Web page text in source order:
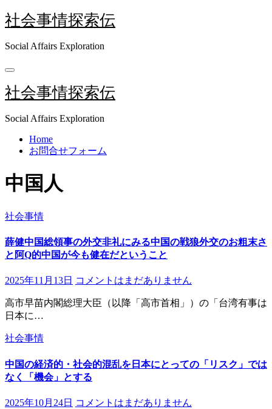
内
容
を
キ
プ
社会事情探索伝
Social Affairs Exploration
社会事情探索伝
Social Affairs Exploration
Home
お問合せフォーム
中国人
社会事情
薛健中国総領事の外交非礼にみる中国の戦狼外交のお粗末さ
と阿Q的中国が今も健在だということ
2025年11月13日 コメントはまだありません
高市早苗内閣総理大臣（以降「高市首相」）の「台湾有事は
日本に…
社会事情
中国の経済的・社会的混乱を日本にとっての「リスク」では
なく「機会」とする
2025年10月24日 コメントはまだありません